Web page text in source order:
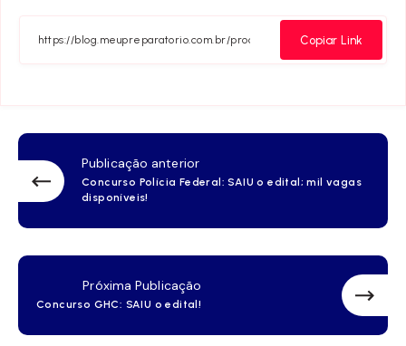
Facebook
TelegramEmail
Copiar Link
Publicação anterior
Concurso Polícia Federal: SAIU o edital; mil vagas
disponíveis!
Próxima Publicação
Concurso GHC: SAIU o edital!